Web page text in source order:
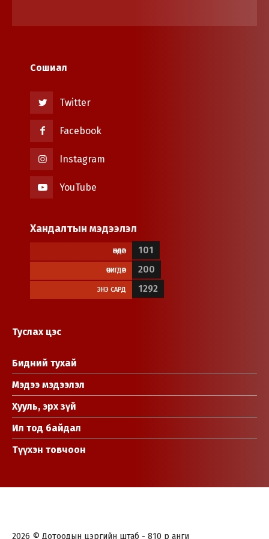
Сошиал
Twitter
Facebook
Instagram
YouTube
Хандалтын мэдээлэл
ӨНӨӨДӨР 101
ӨЧИГДӨР 200
ЭНЭ САРД 1292
Туслах цэс
Бидний тухай
Мэдээ мэдээлэл
Хууль, эрх зүй
Ил тод байдал
Түүхэн товчоон
2026 © Дотоодын цэргийн штаб - 810 р анги